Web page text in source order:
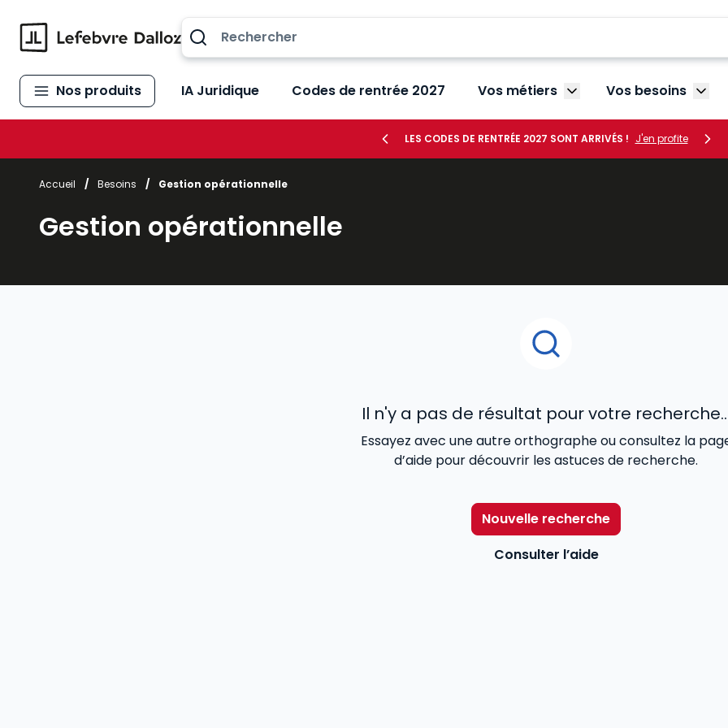
Nos produits IA Juridique Codes de rentrée 2027 Vos métiers Afficher le sous-menu
Vos besoins
LES CODES DE RENTRÉE 2027 SONT ARRIVÉS ! J'en profite
Accueil / Besoins / Gestion opérationnelle
Gestion opérationnelle
Il n'y a pas de résultat pour votre
Essayez avec une autre orthographe ou consultez la
d’aide pour découvrir les astuces de recherche.
Nouvelle recherche
Consulter l’aide